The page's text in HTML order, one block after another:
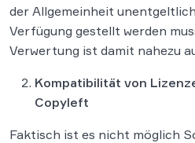
der Allgemeinheit
Verfügung gestellt werden
Verwertung ist damit nahezu
Kompatibilität von
Copyleft
Faktisch ist es nicht möglich